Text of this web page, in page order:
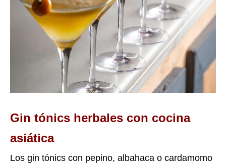
Gin tónics herbales con cocina
asiática
Los gin tónics con pepino, albahaca o cardamomo